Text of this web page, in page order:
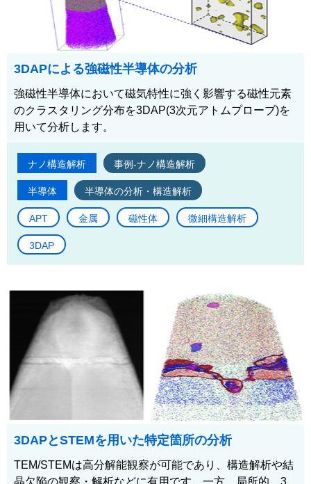
3DAPによる強磁性半導体の分析
強磁性半導体において磁気特性に強く影響する磁性元素
のクラスタリング分布を3DAP(3次元アトムプローブ)を
用いて分析します。
ナノ構造解析 事例-ナノ構造解析
半導体 半導体の分析・構造解析
APT 金属 磁性体 微細構造解析
3DAP
3DAPとSTEMを用いた特定箇所の分析
TEM/STEMは高分解能観察が可能であり、構造解析や結
晶欠陥の観察・解析などに有用です。一方、局所的、3